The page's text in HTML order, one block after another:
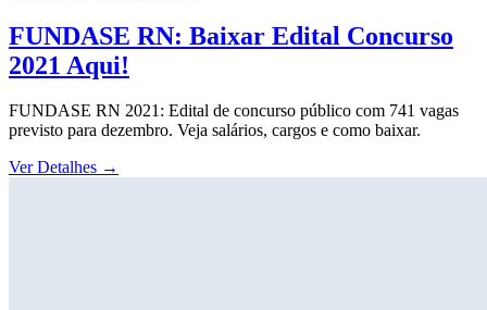
FUNDASE RN: Baixar Edital Concurso
2021 Aqui!
FUNDASE RN 2021: Edital de concurso público com 741 vagas
previsto para dezembro. Veja salários, cargos e como baixar.
Ver Detalhes →